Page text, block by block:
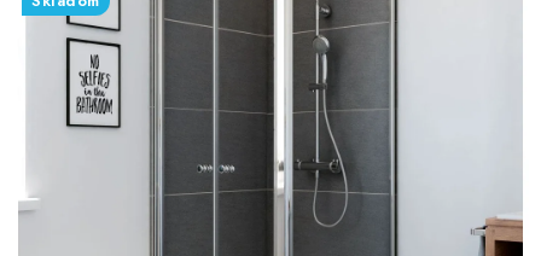
SANITA
VÝPREDAJ
PRÍSLUŠENSTVO K SPRCHOVÝM KÚTOM A
Obchodné podmienky